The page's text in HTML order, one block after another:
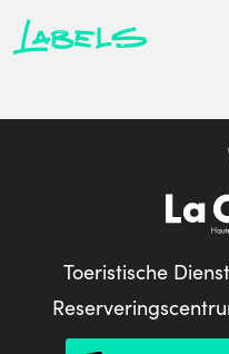
Labels
Toeristische